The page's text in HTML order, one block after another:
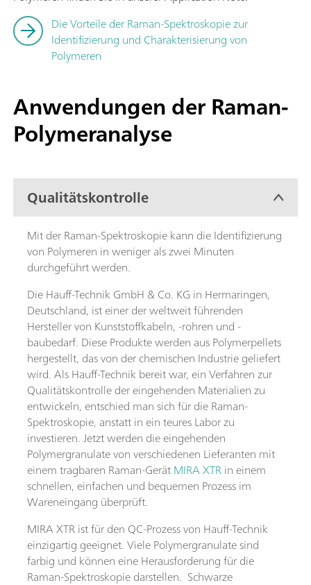
Die Vorteile der Raman-Spektroskopie zur
Identifizierung und Charakterisierung von
Polymeren
Anwendungen der Raman-
Polymeranalyse
Qualitätskontrolle
Mit der Raman-Spektroskopie kann die Identifizierung
von Polymeren in weniger als zwei Minuten
durchgeführt werden.
Die Hauff-Technik GmbH & Co. KG in Hermaringen,
Deutschland, ist einer der weltweit führenden
Hersteller von Kunststoffkabeln, -rohren und -
baubedarf. Diese Produkte werden aus Polymerpellets
hergestellt, das von der chemischen Industrie geliefert
wird. Als Hauff-Technik bereit war, ein Verfahren zur
Qualitätskontrolle der eingehenden Materialien zu
entwickeln, entschied man sich für die Raman-
Spektroskopie, anstatt in ein teures Labor zu
investieren. Jetzt werden die eingehenden
Polymergranulate von verschiedenen Lieferanten mit
einem tragbaren Raman-GerätMIRA XTRin einem
schnellen, einfachen und bequemen Prozess im
Wareneingang überprüft.
MIRA XTR ist für den QC-Prozess von Hauff-Technik
einzigartig geeignet. Viele Polymergranulate sind
farbig und können eine Herausforderung für die
Raman-Spektroskopie darstellen. Schwarze